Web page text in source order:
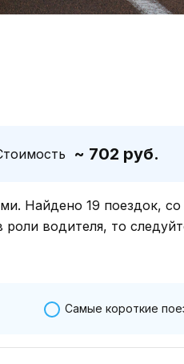
~ 702 руб.
Найдено 19 поездок, со
водителя, то
Самые короткие